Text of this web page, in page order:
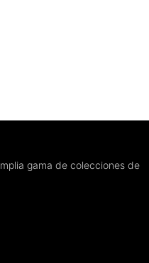
gama de colecciones de